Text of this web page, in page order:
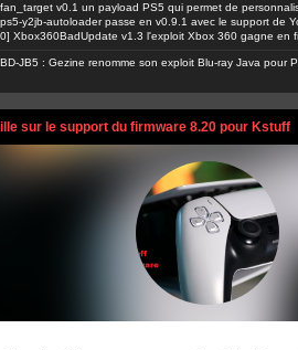
v0.1 un payload PS5 qui permet de
y2jb-autoloader passe en v0.9.1 avec le support de
Xbox360BadUpdate v1.3 l'exploit Xbox 360 gagne en
JB5 : Gezine renomme son exploit Blu-ray Java pour
sur le support du firmware 8.20 pour Kstuff